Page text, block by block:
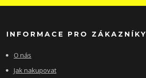
INFORMACE PRO ZÁKAZNÍKY
O nás
Jak nakupovat